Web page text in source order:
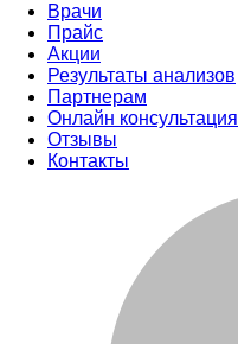
Врачи
Прайс
Акции
Результаты анализов
Партнерам
Онлайн консультация
Отзывы
Контакты